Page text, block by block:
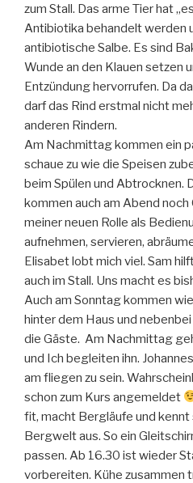
zum Stall. Das arme Tier hat
Antibiotika behandelt werden
antibiotische Salbe. Es sind
Wunde an den Klauen setzen
Entzündung hervorrufen. Da
darf das Rind erstmal nicht
anderen Rindern.
Am Nachmittag kommen ein
schaue zu wie die Speisen
beim Spülen und Abtrocknen.
kommen auch am Abend noch
meiner neuen Rolle als
aufnehmen, servieren,
Elisabet lobt mich viel. Sam
auch im Stall. Uns macht es
Auch am Sonntag kommen
hinter dem Haus und
die Gäste. Am Nachmittag
und Ich begleiten ihn.
am fliegen zu sein.
schon zum Kurs angemeldet
fit, macht Bergläufe und kennt
Bergwelt aus. So ein
passen. Ab 16.30 ist wieder
vorbereiten. Kühe zusammen